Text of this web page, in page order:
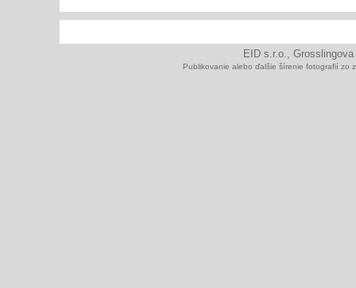
EID s.r.o.,
Publikovanie alebo ďalšie šírenie fotografií zo